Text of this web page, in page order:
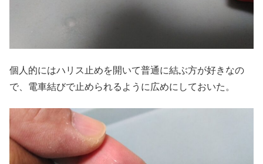
個人的にはハリス止めを開いて普通に結ぶ方が好きなの
で、電車結びで止められるように広めにしておいた。